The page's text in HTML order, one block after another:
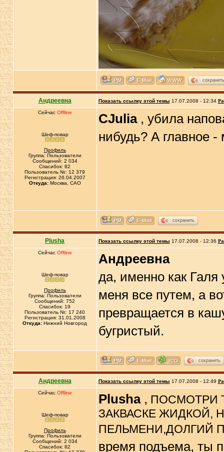
сохранить
Андреевна Показать ссылку этой темы 17.07.2008 - 12:34
Сейчас Offline
Шеф-повар
Профиль
Группа: Пользователи
Сообщений: 2 034
Спасибок: 82
Пользователь №: 12 379
Регистрация: 26.04.2007
Откуда:Москва, САО
CJulia, убила
нибудь? А главное -
сохранить
Plusha Показать ссылку этой темы 17.07.2008 - 12:36
Сейчас Offline
Шеф-повар
Профиль
Группа: Пользователи
Сообщений: 752
Спасибок: 19
Пользователь №: 17 240
Регистрация: 31.01.2008
Откуда: Нижний Новгород
Андреевна
да, именно как
меня все путем, а
превращается в
бугристый.
сохранить
Андреевна Показать ссылку этой темы 17.07.2008 - 12:49
Сейчас Offline
Шеф-повар
Профиль
Группа: Пользователи
Сообщений: 2 034
Спасибок: 82
Plusha, ПОСМОТРИ
ЗАКВАСКЕ ЖИДКОЙ,
ПЕЛЬМЕНИ,ДОЛГИЙ
время подъема, ты